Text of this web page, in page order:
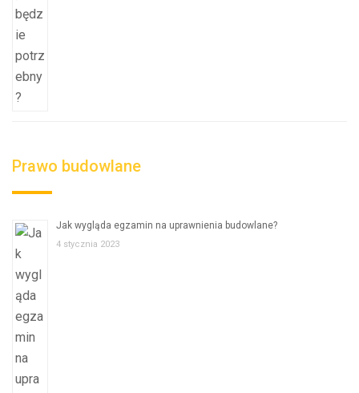
Prawo budowlane
Jak wygląda egzamin na uprawnienia budowlane?
4 stycznia 2023